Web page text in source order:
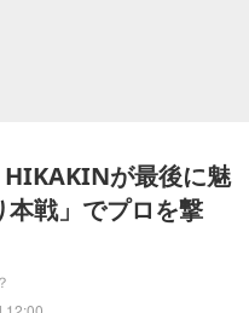
HIKAKINが最後に魅
戦」でプロを撃